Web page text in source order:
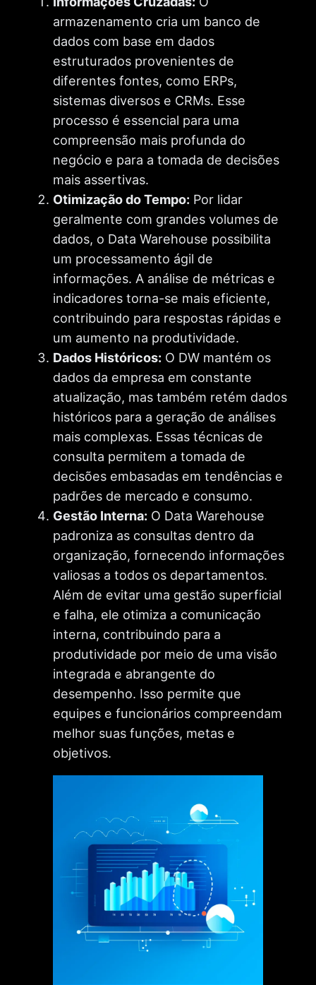
armazenamento cria um banco de
dados com base em dados
estruturados provenientes de
diferentes fontes, como ERPs,
sistemas diversos e CRMs. Esse
processo é essencial para uma
compreensão mais profunda do
negócio e para a tomada de decisões
mais assertivas.
Otimização do Tempo: Por lidar
geralmente com grandes volumes de
dados, o Data Warehouse possibilita
um processamento ágil de
informações. A análise de métricas e
indicadores torna-se mais eficiente,
contribuindo para respostas rápidas e
um aumento na produtividade.
Dados Históricos: O DW mantém os
dados da empresa em constante
atualização, mas também retém dados
históricos para a geração de análises
mais complexas. Essas técnicas de
consulta permitem a tomada de
decisões embasadas em tendências e
padrões de mercado e consumo.
Gestão Interna: O Data Warehouse
padroniza as consultas dentro da
organização, fornecendo informações
valiosas a todos os departamentos.
Além de evitar uma gestão superficial
e falha, ele otimiza a comunicação
interna, contribuindo para a
produtividade por meio de uma visão
integrada e abrangente do
desempenho. Isso permite que
equipes e funcionários compreendam
melhor suas funções, metas e
objetivos.